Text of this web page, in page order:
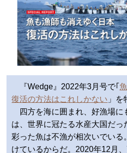
『Wedge』2022年3月号で｢
復活の方法はこれしかない 」を
四方を海に囲まれ、好漁場に
は、世界に冠たる水産大国だっ
彩った魚は不漁が相次いでいる
けているからだ。2020年12月